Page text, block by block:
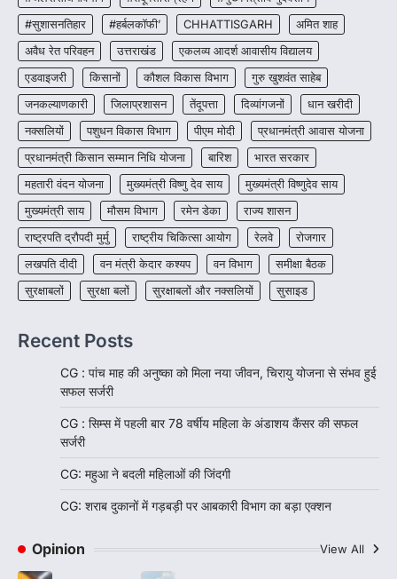
4
विभाग का बड़ा एक्शन
More Khabar August 6, 2026
रायपुर। छत्तीसगढ़ में शराब दुकानों में अधिक कीमत पर
बिक्री और अन्य गंभीर अनियमितताओं के…
#सुशासनतिहार
#हर्बलकॉफी’ CHHATTISGARH
अमित शाह
अवैध रेत परिवहन
उत्तराखंड
एकलव्य आदर्श आवासीय विद्यालय
एडवाइजरी
किसानों कौशल विकास विभाग
गुरु खुशवंत साहेब
जनकल्याणकारी
जिलाप्रशासन तेंदूपत्ता दिव्यांगजनों
धान खरीदी
नक्सलियों
पशुधन विकास विभाग पीएम मोदी
प्रधानमंत्री आवास योजना
प्रधानमंत्री किसान सम्मान निधि योजना
बारिश
भारत सरकार
महतारी वंदन योजना
मुख्यमंत्री विष्णु देव साय
मुख्यमंत्री विष्णुदेव साय
मुख्यमंत्री साय
मौसम विभाग रमेन डेका
राज्य शासन
राष्ट्रपति द्रौपदी मुर्मु
राष्ट्रीय चिकित्सा आयोग रेलवे
रोजगार
लखपति दीदी
वन मंत्री केदार कश्यप वन विभाग
समीक्षा बैठक
सुरक्षाबलों
सुरक्षा बलों सुरक्षाबलों और नक्सलियों सुसाइड
Recent Posts
CG : पांच माह की अनुष्का को मिला नया जीवन, चिरायु योजना से संभव हुई
सफल सर्जरी
CG : सिम्स में पहली बार 78 वर्षीय महिला के अंडाशय कैंसर की सफल
सर्जरी
CG: महुआ ने बदली महिलाओं की जिंदगी
CG: शराब दुकानों में गड़बड़ी पर आबकारी विभाग का बड़ा एक्शन
Opinion View All